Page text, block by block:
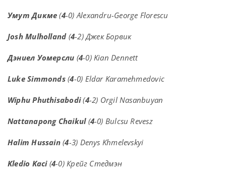
Умут Дикме (4-0) Alexandru-George Florescu
Josh Mulholland(4-2) Джек Борвик
Дэниел Уомерсли (4-0) Kian Dennett
Luke Simmonds(4-0) Eldar Karamehmedovic
Wiphu Phuthisabodi(4-2) Orgil Nasanbuyan
Nattanapong Chaikul(4-0) Bulcsu Revesz
Halim Hussain(4-3) Denys Khmelevskyi
Kledio Kaci(4-0) Крейг Стедмэн